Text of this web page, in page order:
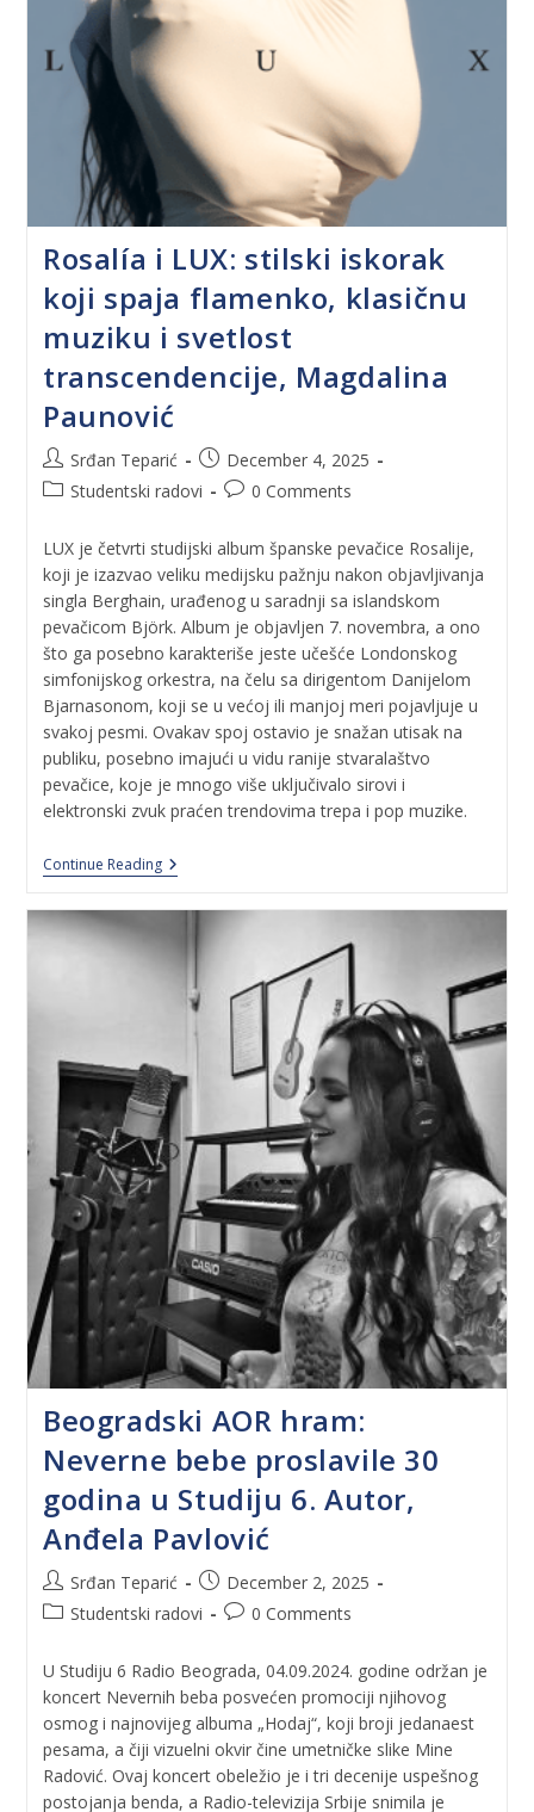
Rosalía i LUX: stilski iskorak
koji spaja flamenko, klasičnu
muziku i svetlost
transcendencije, Magdalina
Paunović
Srđan Teparić
December 4, 2025
Studentski radovi
0 Comments
LUX je četvrti studijski album španske pevačice Rosalije,
koji je izazvao veliku medijsku pažnju nakon objavljivanja
singla Berghain, urađenog u saradnji sa islandskom
pevačicom Björk. Album je objavljen 7. novembra, a ono
što ga posebno karakteriše jeste učešće Londonskog
simfonijskog orkestra, na čelu sa dirigentom Danijelom
Bjarnasonom, koji se u većoj ili manjoj meri pojavljuje u
svakoj pesmi. Ovakav spoj ostavio je snažan utisak na
publiku, posebno imajući u vidu ranije stvaralaštvo
pevačice, koje je mnogo više uključivalo sirovi i
elektronski zvuk praćen trendovima trepa i pop muzike.
Continue Reading
Beogradski AOR hram:
Neverne bebe proslavile 30
godina u Studiju 6. Autor,
Anđela Pavlović
Srđan Teparić
December 2, 2025
Studentski radovi
0 Comments
U Studiju 6 Radio Beograda, 04.09.2024. godine održan je
koncert Nevernih beba posvećen promociji njihovog
osmog i najnovijeg albuma „Hodaj“, koji broji jedanaest
pesama, a čiji vizuelni okvir čine umetničke slike Mine
Radović. Ovaj koncert obeležio je i tri decenije uspešnog
postojanja benda, a Radio-televizija Srbije snimila je